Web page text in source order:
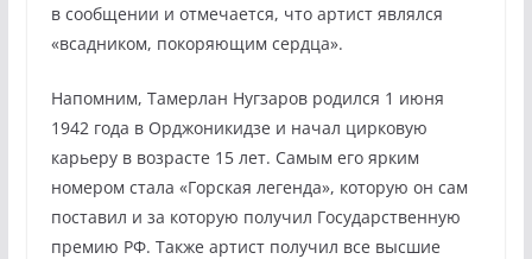
в сообщении и отмечается, что артист являлся
«всадником, покоряющим сердца».
Напомним, Тамерлан Нугзаров родился 1 июня
1942 года в Орджоникидзе и начал цирковую
карьеру в возрасте 15 лет. Самым его ярким
номером стала «Горская легенда», которую он сам
поставил и за которую получил Государственную
премию РФ. Также артист получил все высшие